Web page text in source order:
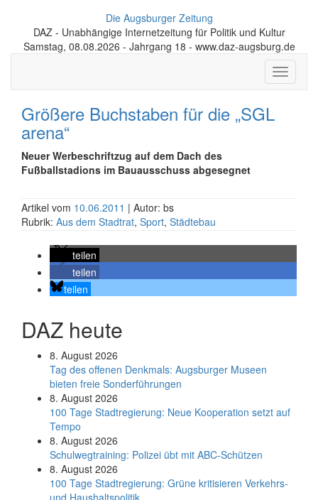
Die Augsburger Zeitung
DAZ - Unabhängige Internetzeitung für Politik und Kultur
Samstag, 08.08.2026 - Jahrgang 18 - www.daz-augsburg.de
Toggle
Größere Buchstaben für die „SGL
arena“
Neuer Werbeschriftzug auf dem Dach des
Fußballstadions im Bauausschuss abgesegnet
Artikel vom 10.06.2011 | Autor: bs
Rubrik: Aus dem Stadtrat, Sport, Städtebau
teilen
teilen
teilen
DAZ heute
8. August 2026
Tag des offenen Denkmals: Augsburger Museen
bieten freie Sonderführungen
8. August 2026
100 Tage Stadtregierung: Neue Kooperation setzt auf
Tempo
8. August 2026
Schul­weg­trai­ning: Poli­zei übt mit ABC-Schüt­zen
8. August 2026
100 Tage Stadtregierung: Grüne kritisieren Verkehrs-
und Haushaltspolitik